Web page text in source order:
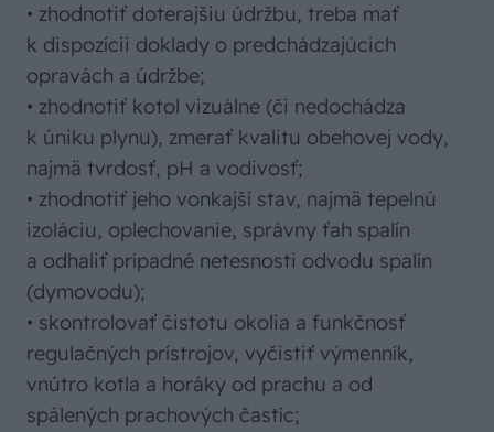
• zhodnotiť doterajšiu údržbu, treba mať
k dispozícii doklady o predchádzajúcich
opravách a údržbe;
• zhodnotiť kotol vizuálne (či nedochádza
k úniku plynu), zmerať kvalitu obehovej vody,
najmä tvrdosť, pH a vodivosť;
• zhodnotiť jeho vonkajší stav, najmä tepelnú
izoláciu, oplechovanie, správny ťah spalín
a odhaliť prípadné netesnosti odvodu spalín
(dymovodu);
• skontrolovať čistotu okolia a funkčnosť
regulačných prístrojov, vyčistiť výmenník,
vnútro kotla a horáky od prachu a od
spálených prachových častíc;